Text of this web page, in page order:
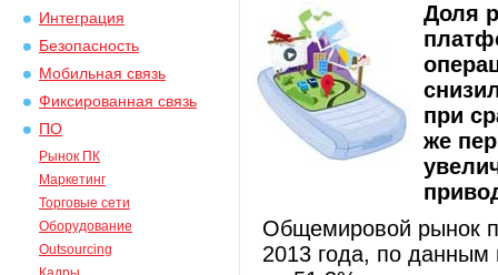
Интеграция
Безопасность
Мобильная связь
Фиксированная связь
ПО
Рынок ПК
Маркетинг
Торговые сети
Оборудование
Outsourcing
Доля
при
же
Общемировой рынок
2013 года, по данным